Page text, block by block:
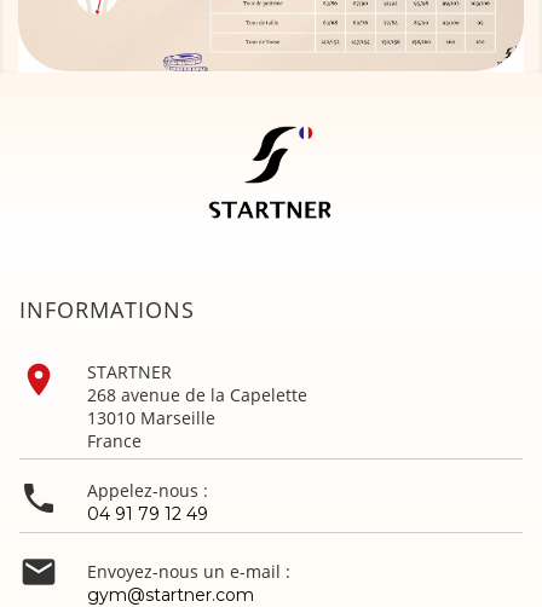
INFORMATIONS

STARTNER
268 avenue de la Capelette
13010 Marseille
France
 Appelez-nous :
04 91 79 12 49
 Envoyez-nous un e-mail :
gym@startner.com